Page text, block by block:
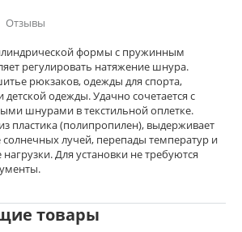
Отзывы
формы с пружинным
регулировать натяжение шнура.
рюкзаков, одежды для спорта,
детской одежды. Удачно сочетается с
шнурами в текстильной оплетке.
пластика (полипропилен), выдерживает
солнечных лучей, перепады температур и
Для установки не требуются
товары